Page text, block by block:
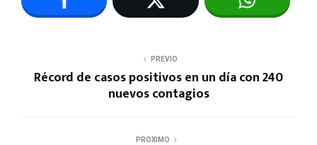
PREVIO
Récord de casos positivos en un día con 240
nuevos contagios
PROXIMO